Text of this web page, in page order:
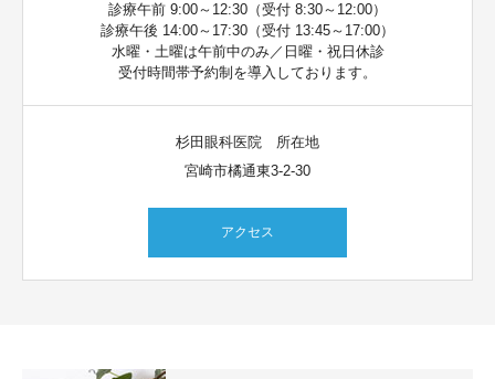
診療午前 9:00～12:30（受付 8:30～12:00）
診療午後 14:00～17:30（受付 13:45～17:00）
水曜・土曜は午前中のみ／日曜・祝日休診
受付時間帯予約制を導入しております。
杉田眼科医院 所在地
宮崎市橘通東3-2-30
アクセス